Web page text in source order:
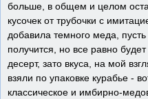
больше, в общем и целом
кусочек от трубочки с
добавила темного меда,
получится, но все равно
десерт, зато вкуса, на мой
взяли по упаковке курабье -
классическое и имбирно-